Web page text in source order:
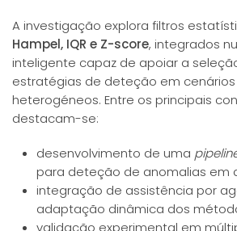
A investigação explora filtros
Hampel, IQR e Z-score, integrados
inteligente capaz de apoiar a
estratégias de deteção em
heterogéneos. Entre os principais
destacam-se:
desenvolvimento de uma
para deteção de anomalias em
integração de assistência por
adaptação dinâmica dos
validação experimental em